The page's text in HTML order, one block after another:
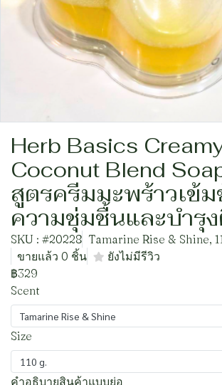
Herb Basics
Coconut Blend
สูตรครีมมะพร้าวเข้
ความชุ่มชื้นและบำรุ
SKU : #20228 Tamarine Rise & Shine,
ขายแล้ว 0 ชิ้น
ยังไม่มีรีวิว
฿329
Scent
Tamarine Rise & Shine
Size
110 g.
คำอธิบายสินค้าแบบย่อ